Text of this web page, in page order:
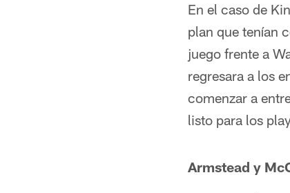
En el caso de
plan que tenían
juego frente a
regresara a los
comenzar a
listo para los
Armstead y